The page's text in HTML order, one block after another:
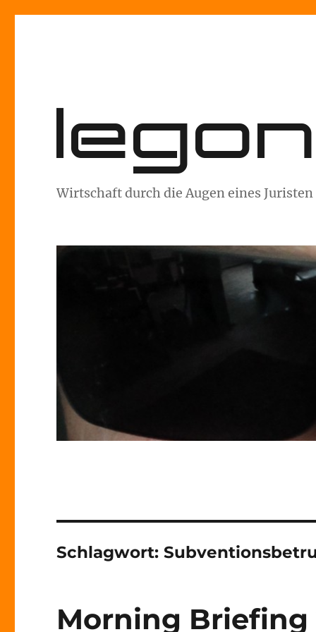
Wirtschaft durch die Augen eines Juristen
Schlagwort:
Morning Briefing